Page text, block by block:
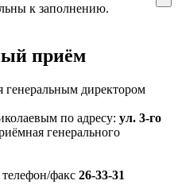
к заполнению.
приём
директором
по адресу: ул. 3-го
генерального
телефон/факс 26-33-31